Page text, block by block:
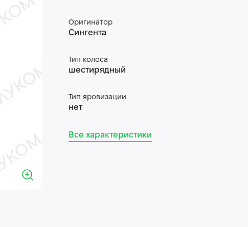
Оригинатор
Сингента
Тип колоса
шестирядный
Тип яровизации
нет
Все характеристики